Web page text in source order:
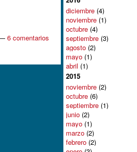
6 comentarios
diciembre (4)
noviembre (1)
octubre (4)
septiembre (3)
agosto (2)
mayo (1)
abril (1)
2015
noviembre (2)
octubre (6)
septiembre (1)
junio (2)
mayo (1)
marzo (2)
febrero (2)